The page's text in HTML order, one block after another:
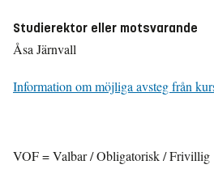
Studierektor eller motsvarande
Åsa Järnvall
Information om möjliga avsteg från
VOF = Valbar / Obligatorisk / Frivillig